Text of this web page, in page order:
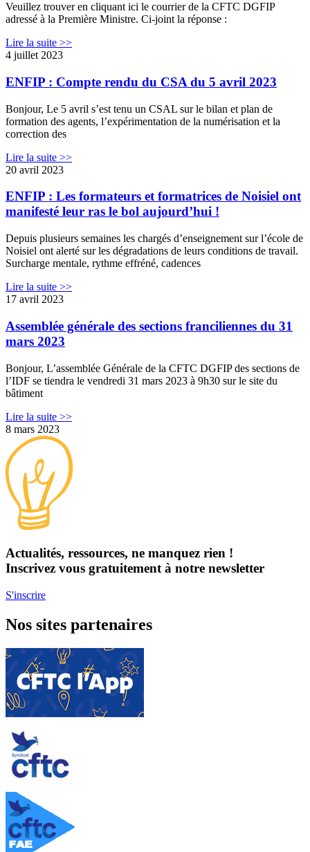
Veuillez trouver en cliquant ici le courrier de la CFTC DGFIP
adressé à la Première Ministre. Ci-joint la réponse :
Lire la suite >>
4 juillet 2023
ENFIP : Compte rendu du CSA du 5 avril 2023
Bonjour, Le 5 avril s’est tenu un CSAL sur le bilan et plan de
formation des agents, l’expérimentation de la numérisation et la
correction des
Lire la suite >>
20 avril 2023
ENFIP : Les formateurs et formatrices de Noisiel ont
manifesté leur ras le bol aujourd’hui !
Depuis plusieurs semaines les chargés d’enseignement sur l’école de
Noisiel ont alerté sur les dégradations de leurs conditions de travail.
Surcharge mentale, rythme effréné, cadences
Lire la suite >>
17 avril 2023
Assemblée générale des sections franciliennes du 31
mars 2023
Bonjour, L’assemblée Générale de la CFTC DGFIP des sections de
l’IDF se tiendra le vendredi 31 mars 2023 à 9h30 sur le site du
bâtiment
Lire la suite >>
8 mars 2023
Actualités, ressources, ne manquez rien !
Inscrivez vous gratuitement à notre newsletter
S'inscrire
Nos sites partenaires